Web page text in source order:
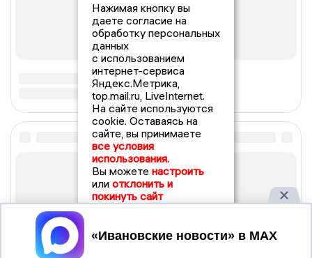
Нажимая кнопку вы
даете согласие на
обработку персональных
данных
с использованием
интернет-сервиса
Яндекс.Метрика,
top.mail.ru, LiveInternet.
На сайте используются
cookie. Оставаясь на
сайте, вы принимаете
все условия
использования.
Вы можете настроить
или отклонить и
покинуть сайт
Принять